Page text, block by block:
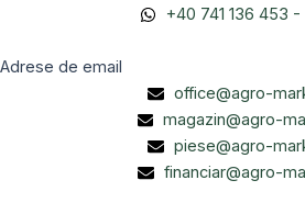
+40 741 136 453 -
Adrese de email
office@agro-
magazin@agro-
piese@agro-
financiar@agro-